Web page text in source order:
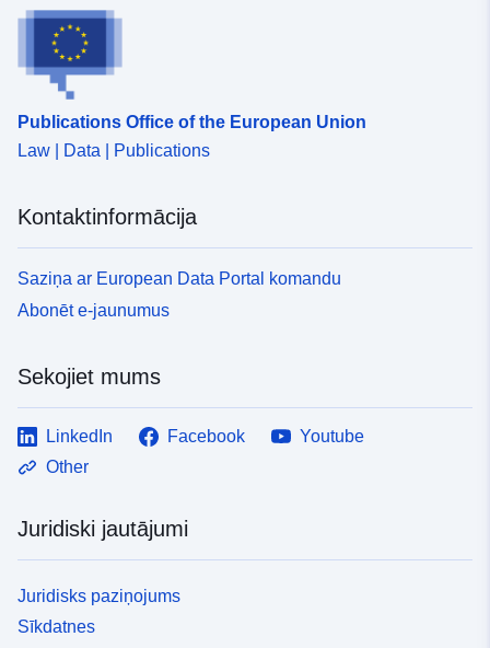
Publications Office of the European Union
Law | Data | Publications
Kontaktinformācija
Saziņa ar European Data Portal komandu
Abonēt e-jaunumus
Sekojiet mums
LinkedIn Facebook
Youtube
Other
Juridiski jautājumi
Juridisks paziņojums
Sīkdatnes